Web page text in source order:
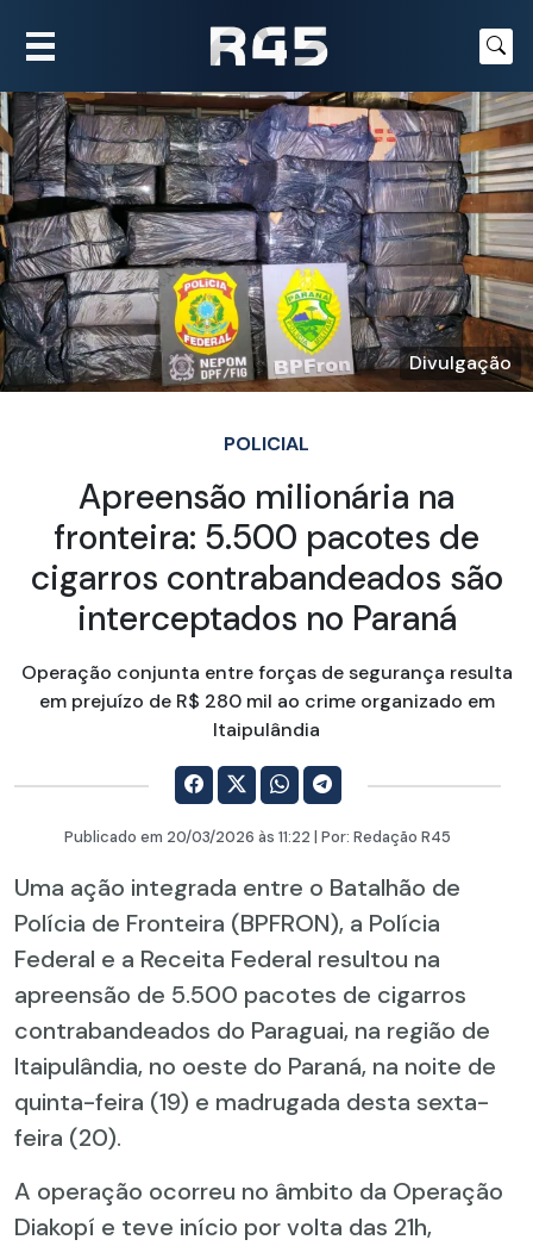
Divulgação
POLICIAL
Apreensão milionária na
fronteira: 5.500 pacotes de
cigarros contrabandeados são
interceptados no Paraná
Operação conjunta entre forças de segurança resulta
em prejuízo de R$ 280 mil ao crime organizado em
Itaipulândia
Publicado em 20/03/2026 às 11:22 | Por: Redação R45
Uma ação integrada entre o Batalhão de
Polícia de Fronteira (BPFRON), a Polícia
Federal e a Receita Federal resultou na
apreensão de 5.500 pacotes de cigarros
contrabandeados do Paraguai, na região de
Itaipulândia, no oeste do Paraná, na noite de
quinta-feira (19) e madrugada desta sexta-
feira (20).
A operação ocorreu no âmbito da Operação
Diakopí e teve início por volta das 21h,